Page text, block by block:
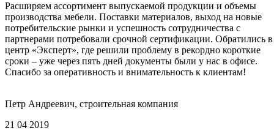
Расширяем ассортимент выпускаемой продукции и объемы
производства мебели. Поставки материалов, выход на новые
потребительские рынки и успешность сотрудничества с
партнерами потребовали срочной сертификации. Обратились в
центр «Эксперт», где решили проблему в рекордно короткие
сроки – уже через пять дней документы были у нас в офисе.
Спасибо за оперативность и внимательность к клиентам!
Петр Андреевич, строительная компания
21 04 2019